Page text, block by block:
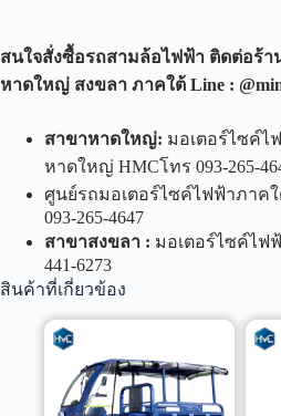
สนใจสั่งซื้อรถสามล้อไฟฟ้า ติดต่อร้า
หาดใหญ่ สงขลา ภาคใต้ Line :
สาขาหาดใหญ่: มอเตอร์ไซค์ไ
หาดใหญ่ HMCโทร 093-265-
ศูนย์รถมอเตอร์ไซค์ไฟฟ้าภาคใ
093-265-4647
สาขาสงขลา : มอเตอร์ไซค์ไฟฟ้
441-6273
สินค้าที่เกี่ยวข้อง